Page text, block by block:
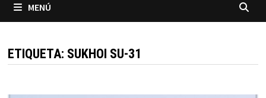
MENÚ
ETIQUETA: SUKHOI SU-31